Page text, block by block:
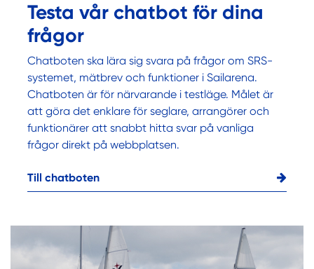
Testa vår chatbot för dina
frågor
Chatboten ska lära sig svara på frågor om SRS-
systemet, mätbrev och funktioner i Sailarena.
Chatboten är för närvarande i testläge. Målet är
att göra det enklare för seglare, arrangörer och
funktionärer att snabbt hitta svar på vanliga
frågor direkt på webbplatsen.
Till chatboten